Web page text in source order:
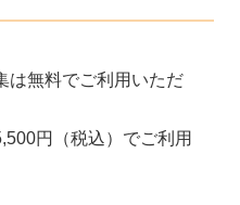
は無料でご利用いただ
円（税込）でご利用